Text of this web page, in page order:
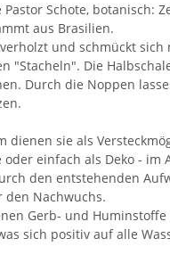
Pastor Schote, botanisch:
aus Brasilien.
und schmückt sich
"Stacheln". Die
Durch die Noppen
dienen sie als
oder einfach als Deko - im
den entstehenden
den Nachwuchs.
Gerb- und
sich positiv auf alle